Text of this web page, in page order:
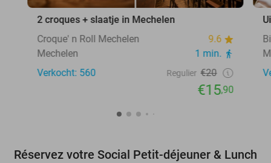
2 croques + slaatje in Mechelen
Croque' n Roll Mechelen
9.6
Mechelen
1 min.
Verkocht: 560
Regulier €20
€15,90
Réservez votre Social Petit-déjeuner & Lunch